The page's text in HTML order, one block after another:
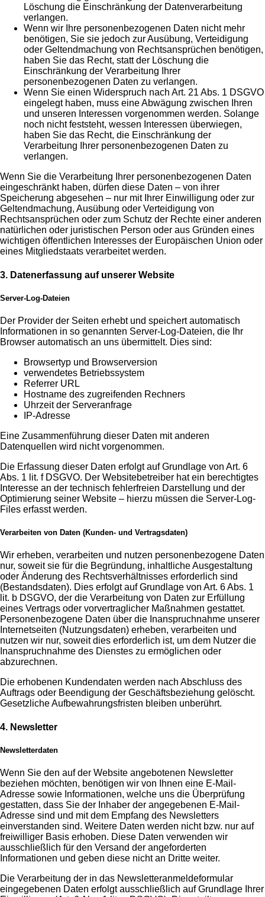
Löschung die Einschränkung der Datenverarbeitung
verlangen.
Wenn wir Ihre personenbezogenen Daten nicht mehr
benötigen, Sie sie jedoch zur Ausübung, Verteidigung
oder Geltendmachung von Rechtsansprüchen benötigen,
haben Sie das Recht, statt der Löschung die
Einschränkung der Verarbeitung Ihrer
personenbezogenen Daten zu verlangen.
Wenn Sie einen Widerspruch nach Art. 21 Abs. 1 DSGVO
eingelegt haben, muss eine Abwägung zwischen Ihren
und unseren Interessen vorgenommen werden. Solange
noch nicht feststeht, wessen Interessen überwiegen,
haben Sie das Recht, die Einschränkung der
Verarbeitung Ihrer personenbezogenen Daten zu
verlangen.
Wenn Sie die Verarbeitung Ihrer personenbezogenen Daten
eingeschränkt haben, dürfen diese Daten – von ihrer
Speicherung abgesehen – nur mit Ihrer Einwilligung oder zur
Geltendmachung, Ausübung oder Verteidigung von
Rechtsansprüchen oder zum Schutz der Rechte einer anderen
natürlichen oder juristischen Person oder aus Gründen eines
wichtigen öffentlichen Interesses der Europäischen Union oder
eines Mitgliedstaats verarbeitet werden.
3. Datenerfassung auf unserer Website
Server-Log-Dateien
Der Provider der Seiten erhebt und speichert automatisch
Informationen in so genannten Server-Log-Dateien, die Ihr
Browser automatisch an uns übermittelt. Dies sind:
Browsertyp und Browserversion
verwendetes Betriebssystem
Referrer URL
Hostname des zugreifenden Rechners
Uhrzeit der Serveranfrage
IP-Adresse
Eine Zusammenführung dieser Daten mit anderen
Datenquellen wird nicht vorgenommen.
Die Erfassung dieser Daten erfolgt auf Grundlage von Art. 6
Abs. 1 lit. f DSGVO. Der Websitebetreiber hat ein berechtigtes
Interesse an der technisch fehlerfreien Darstellung und der
Optimierung seiner Website – hierzu müssen die Server-Log-
Files erfasst werden.
Verarbeiten von Daten (Kunden- und Vertragsdaten)
Wir erheben, verarbeiten und nutzen personenbezogene Daten
nur, soweit sie für die Begründung, inhaltliche Ausgestaltung
oder Änderung des Rechtsverhältnisses erforderlich sind
(Bestandsdaten). Dies erfolgt auf Grundlage von Art. 6 Abs. 1
lit. b DSGVO, der die Verarbeitung von Daten zur Erfüllung
eines Vertrags oder vorvertraglicher Maßnahmen gestattet.
Personenbezogene Daten über die Inanspruchnahme unserer
Internetseiten (Nutzungsdaten) erheben, verarbeiten und
nutzen wir nur, soweit dies erforderlich ist, um dem Nutzer die
Inanspruchnahme des Dienstes zu ermöglichen oder
abzurechnen.
Die erhobenen Kundendaten werden nach Abschluss des
Auftrags oder Beendigung der Geschäftsbeziehung gelöscht.
Gesetzliche Aufbewahrungsfristen bleiben unberührt.
4. Newsletter
Newsletterdaten
Wenn Sie den auf der Website angebotenen Newsletter
beziehen möchten, benötigen wir von Ihnen eine E-Mail-
Adresse sowie Informationen, welche uns die Überprüfung
gestatten, dass Sie der Inhaber der angegebenen E-Mail-
Adresse sind und mit dem Empfang des Newsletters
einverstanden sind. Weitere Daten werden nicht bzw. nur auf
freiwilliger Basis erhoben. Diese Daten verwenden wir
ausschließlich für den Versand der angeforderten
Informationen und geben diese nicht an Dritte weiter.
Die Verarbeitung der in das Newsletteranmeldeformular
eingegebenen Daten erfolgt ausschließlich auf Grundlage Ihrer